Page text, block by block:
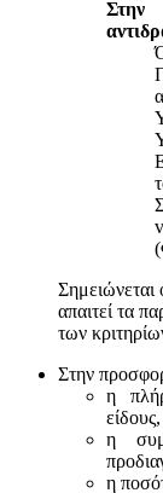
Σημειώνεται
απαιτεί τα
των
Στην
η
είδους,
η
η